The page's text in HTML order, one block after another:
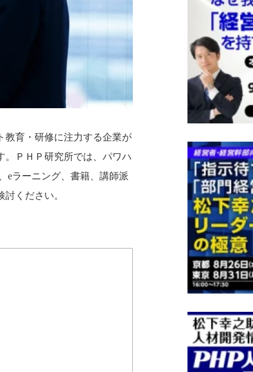
教育・研修に注力する企業が
。ＰＨＰ研究所では、パワハ
eラーニング、書籍、講師派
ください。